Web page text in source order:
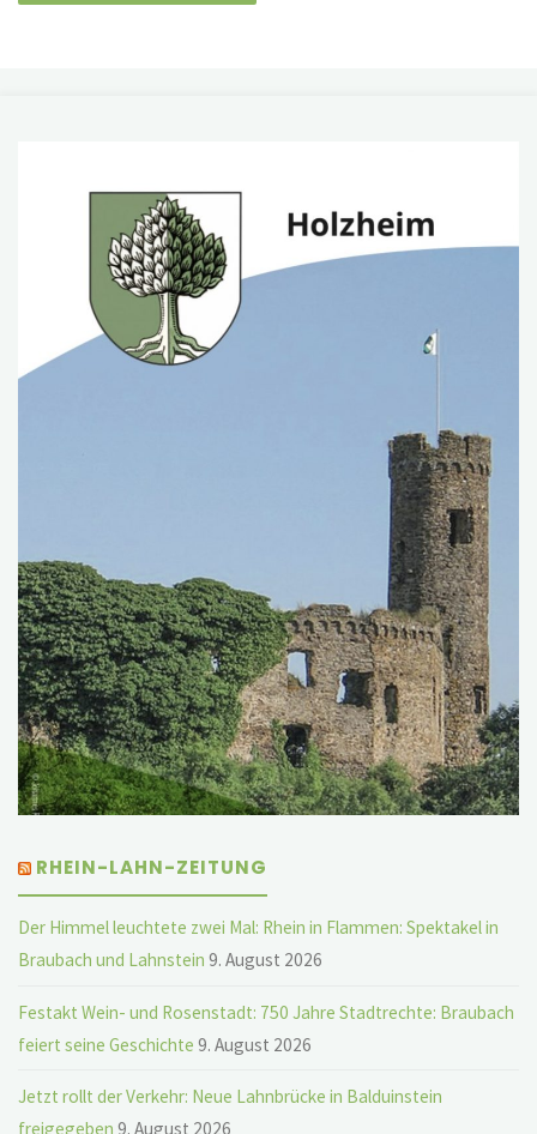
RHEIN-LAHN-ZEITUNG
Der Himmel leuchtete zwei Mal: Rhein in Flammen: Spektakel in
Braubach und Lahnstein 9. August 2026
Festakt Wein- und Rosenstadt: 750 Jahre Stadtrechte: Braubach
feiert seine Geschichte 9. August 2026
Jetzt rollt der Verkehr: Neue Lahnbrücke in Balduinstein
freigegeben 9. August 2026